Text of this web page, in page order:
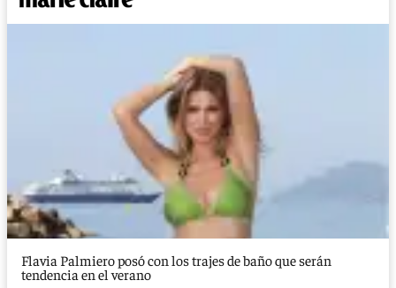
Flavia Palmiero posó con los trajes de baño que serán
tendencia en el verano